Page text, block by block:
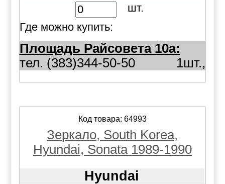
шт.
Где можно купить:
Площадь Райсовета 10а:
1шт.,
тел. (383)344-50-50
Код товара: 64993
Зеркало, South Korea,
Hyundai, Sonata 1989-1990
Hyundai